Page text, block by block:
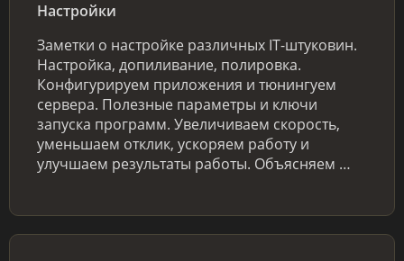
Настройки
Заметки о настройке различных IT-штуковин.
Настройка, допиливание, полировка.
Конфигурируем приложения и тюнингуем
сервера. Полезные параметры и ключи
запуска программ. Увеличиваем скорость,
уменьшаем отклик, ускоряем работу и
улучшаем результаты работы. Объясняем …